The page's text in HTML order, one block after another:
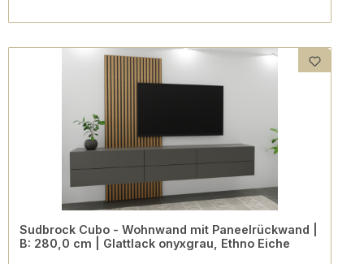
Sudbrock Cubo - Wohnwand mit Paneelrückwand |
B: 280,0 cm | Glattlack onyxgrau, Ethno Eiche